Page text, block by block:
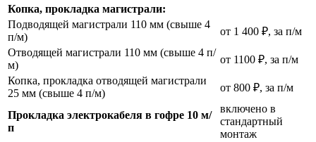
Копка, прокладка магистрали:
Подводящей магистрали 110 мм (свыше 4
п/м)
от 1 400 ₽, за п/м
Отводящей магистрали 110 мм (свыше 4 п/
м)
от 1100 ₽, за п/м
Копка, прокладка отводящей магистрали
25 мм (свыше 4 п/м)
от 800 ₽, за п/м
Прокладка электрокабеля в гофре 10 м/
п
включено в
стандартный
монтаж